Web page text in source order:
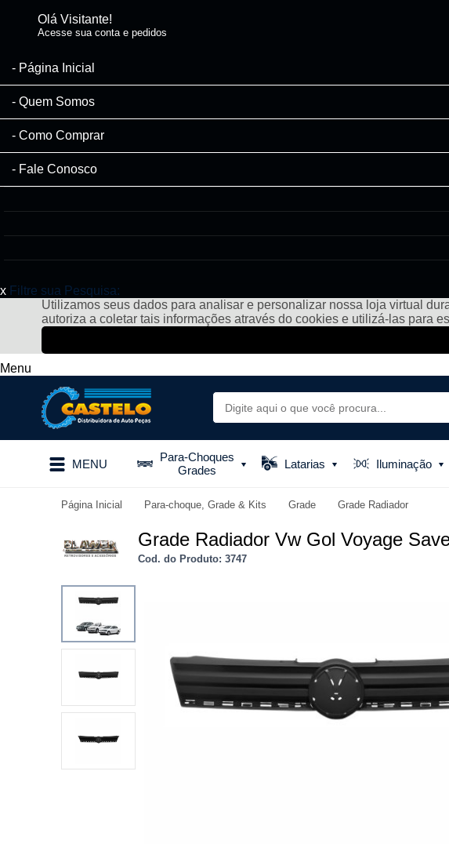
Olá Visitante!
Acesse sua conta e pedidos
Página Inicial
Quem Somos
Como Comprar
Fale Conosco
x Filtre sua Pesquisa:
Utilizamos seus dados para analisar e personalizar nossa loja virtual
autoriza a coletar tais informações através do cookies e utilizá-las para
Menu
MENU
Para-Choques
Grades
Latarias Iluminação
Página Inicial Para-choque, Grade & Kits Grade Grade Radiador
Grade Radiador Vw Gol Voyage
Cod. do Produto: 3747